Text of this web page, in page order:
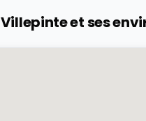
Villepinteet ses